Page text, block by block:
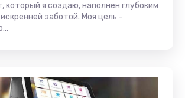
который я создаю, наполнен глубоким
заботой. Моя цель -